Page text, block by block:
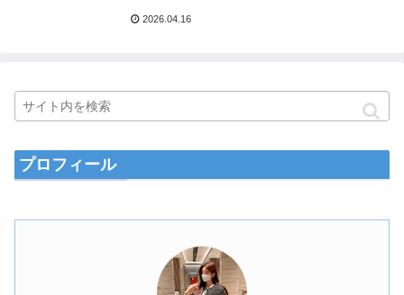
2026.04.16
プロフィール